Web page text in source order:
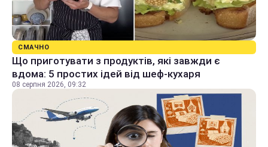
СМАЧНО
Що приготувати з продуктів, які завжди є
вдома: 5 простих ідей від шеф-кухаря
08 серпня 2026, 09:32